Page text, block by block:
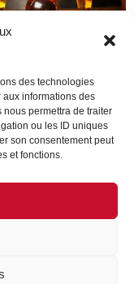
des technologies
informations des
permettra de traiter
ou les ID uniques
son consentement peut
et fonctions.